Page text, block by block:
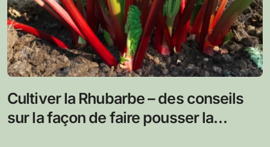
Cultiver la Rhubarbe – des conseils
sur la façon de faire pousser la